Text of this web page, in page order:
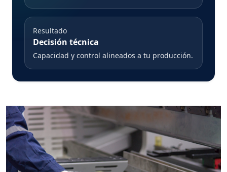
Resultado
Decisión técnica
Capacidad y control alineados a tu producción.